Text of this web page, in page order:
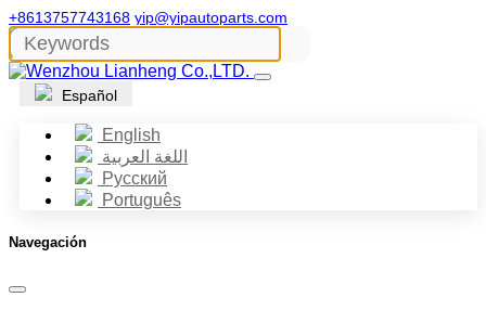
+8613757743168 yip@yipautoparts.com
Español
English
اللغة العربية
Русский
Português
Navegación